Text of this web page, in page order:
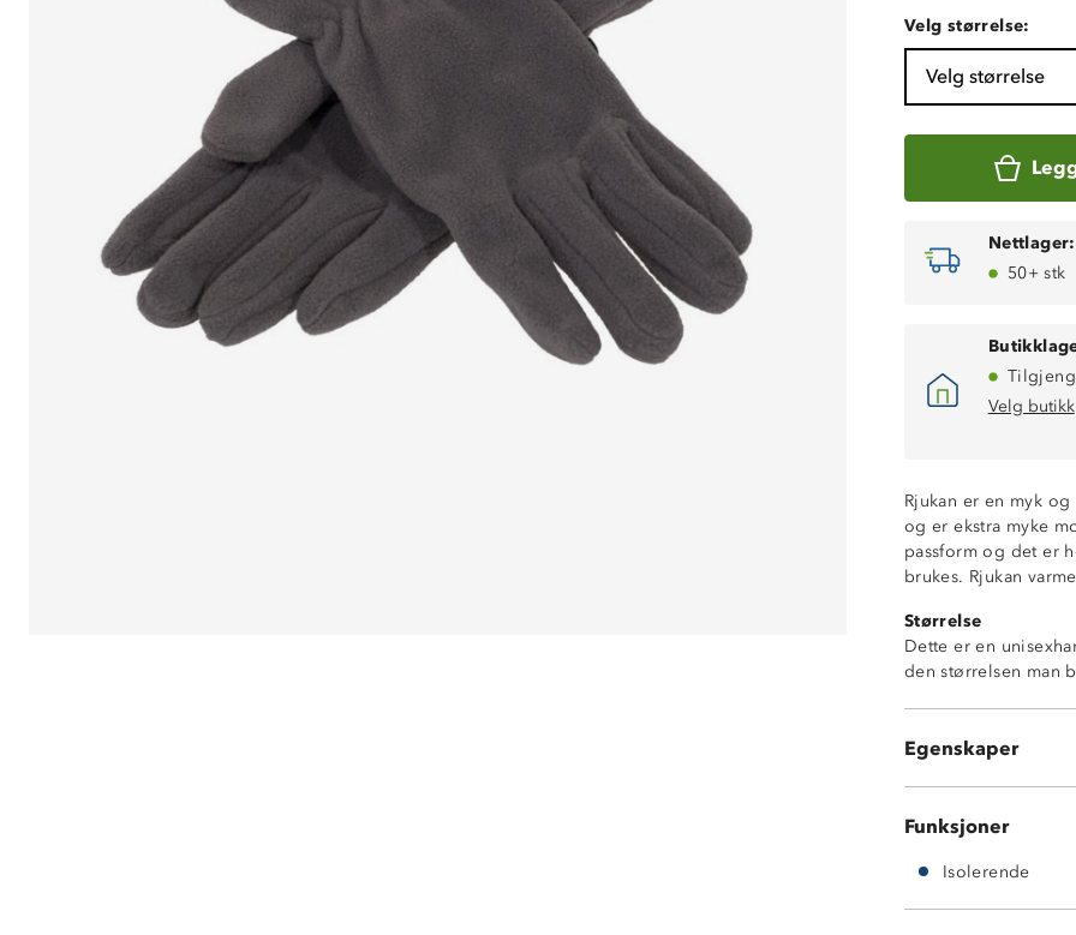
Velg størrelse:
Velg størrelse
Nettlager:
50+ stk
Velg butikk
Rjukan er en myk
og er ekstra myke
passform og det er
brukes. Rjukan
Størrelse
Dette er en
den størrelsen man
Egenskaper
Festehekter
Funksjoner
Isolerende